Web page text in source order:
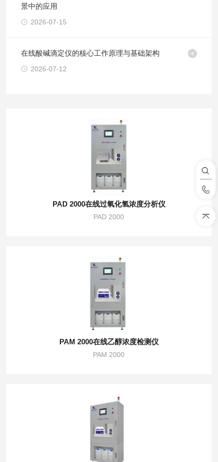
景中的应用
2026-07-15
在线酸碱滴定仪的核心工作原理与基础架构
2026-07-12
PAD 2000在线过氧化氢浓度分析仪
PAD 2000
PAM 2000在线乙醇浓度检测仪
PAM 2000